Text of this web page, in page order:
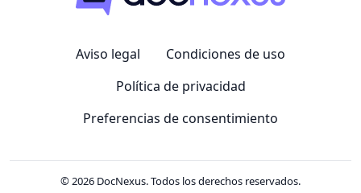
Aviso legal
Condiciones de uso
Política de privacidad
Preferencias de consentimiento
© 2026 DocNexus. Todos los derechos reservados.